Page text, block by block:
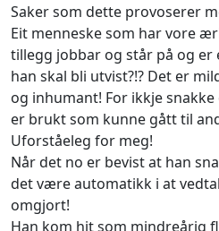
Saker som dette provoserer
Eit menneske som har vore
tillegg jobbar og står på og er
han skal bli utvist?!? Det er
og inhumant! For ikkje
er brukt som kunne gått til
Uforståeleg for meg!
Når det no er bevist at han
det være automatikk i at
omgjort!
Han kom hit som mindreårig